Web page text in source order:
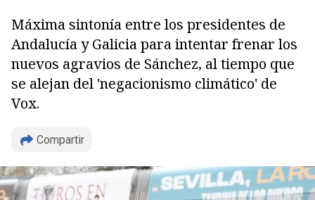
Máxima sintonía entre los presidentes de
Andalucía y Galicia para intentar frenar los
nuevos agravios de Sánchez, al tiempo que
se alejan del 'negacionismo climático' de
Vox.
Compartir